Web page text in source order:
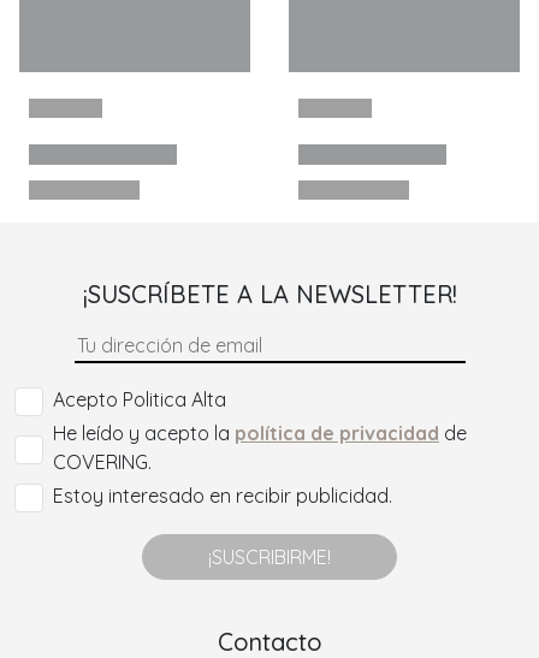
¡SUSCRÍBETE A LA NEWSLETTER!
Acepto Politica Alta
He leído y acepto la política de privacidad de
COVERING.
Estoy interesado en recibir publicidad.
¡SUSCRIBIRME!
Contacto